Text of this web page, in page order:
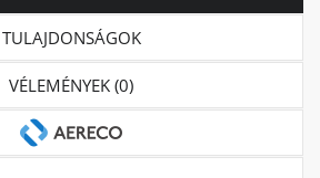
TULAJDONSÁGOK
VÉLEMÉNYEK (0)